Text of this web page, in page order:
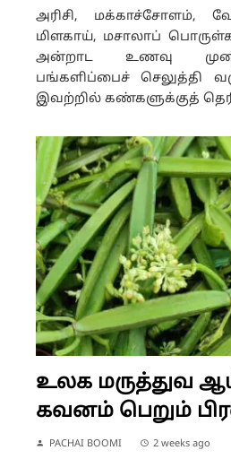
அரிசி, மக்காச்சோளம்,
மிளகாய், மசாலாப்
அன்றாட உணவு
பங்களிப்பைச் செலுத்தி
இவற்றில் கண்களுக்குத்
உலக மருத்துவ
கவனம் பெறும்
PACHAI BOOMI 2 weeks ago